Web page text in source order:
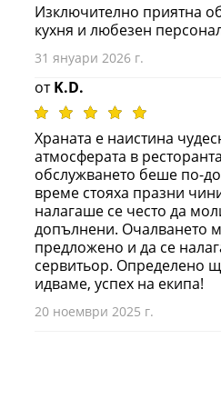
Изключително приятна
кухня и любезен
31 януари 2026 г.
отK.D.
Храната е наистина
атмосферата в
обслужването беше по-
време стояха празни
налагаше се често да
допълнени. Очалването
предложено и да се
сервитьор. Определено
идваме, успех на екипа!
20 ноември 2025 г.